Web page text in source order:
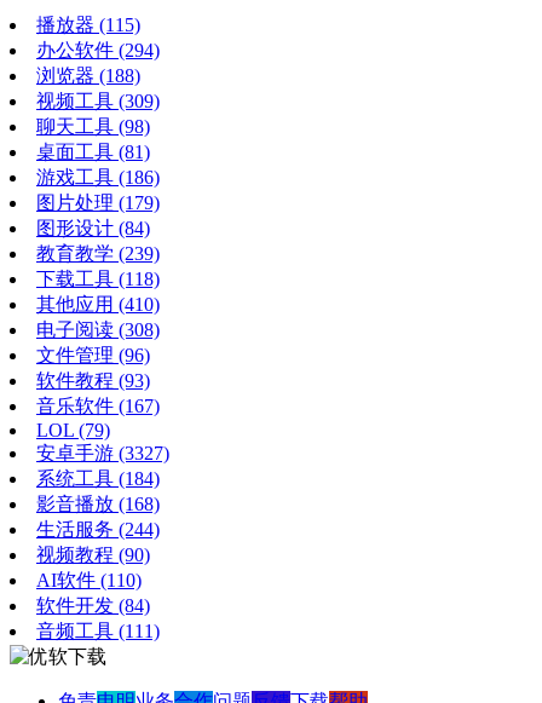
播放器 (115)
办公软件 (294)
浏览器 (188)
视频工具 (309)
聊天工具 (98)
桌面工具 (81)
游戏工具 (186)
图片处理 (179)
图形设计 (84)
教育教学 (239)
下载工具 (118)
其他应用 (410)
电子阅读 (308)
文件管理 (96)
软件教程 (93)
音乐软件 (167)
LOL (79)
安卓手游 (3327)
系统工具 (184)
影音播放 (168)
生活服务 (244)
视频教程 (90)
AI软件 (110)
软件开发 (84)
音频工具 (111)